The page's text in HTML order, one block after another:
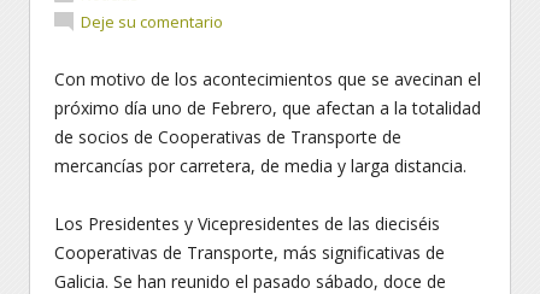
Deje su comentario
Con motivo de los acontecimientos que se avecinan el
próximo día uno de Febrero, que afectan a la totalidad
de socios de Cooperativas de Transporte de
mercancías por carretera, de media y larga distancia.
Los Presidentes y Vicepresidentes de las dieciséis
Cooperativas de Transporte, más significativas de
Galicia. Se han reunido el pasado sábado, doce de